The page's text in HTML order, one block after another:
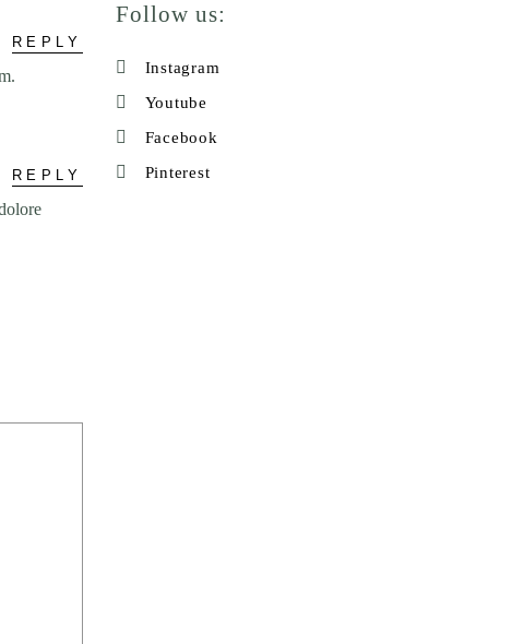
REPLY
REPLY
Follow us:
Instagram
Youtube
Facebook
Pinterest